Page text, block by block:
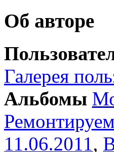
Об авторе
Галерея
Альбомы
11.06.2011,